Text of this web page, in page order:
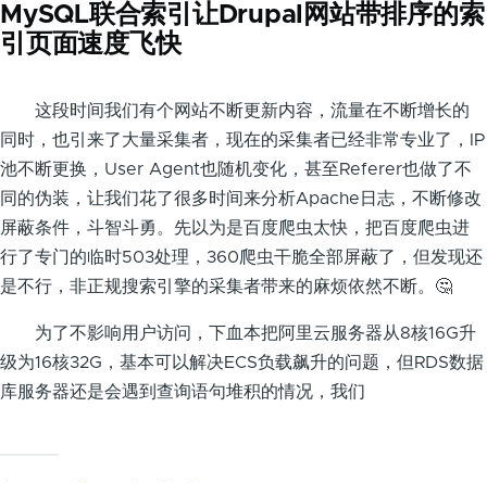
MySQL联合索引让Drupal网站带排序的索
引页面速度飞快
这段时间我们有个网站不断更新内容，流量在不断增长的
同时，也引来了大量采集者，现在的采集者已经非常专业了，IP
池不断更换，User Agent也随机变化，甚至Referer也做了不
同的伪装，让我们花了很多时间来分析Apache日志，不断修改
屏蔽条件，斗智斗勇。先以为是百度爬虫太快，把百度爬虫进
行了专门的临时503处理，360爬虫干脆全部屏蔽了，但发现还
是不行，非正规搜索引擎的采集者带来的麻烦依然不断。🤔
为了不影响用户访问，下血本把阿里云服务器从8核16G升
级为16核32G，基本可以解决ECS负载飙升的问题，但RDS数据
库服务器还是会遇到查询语句堆积的情况，我们